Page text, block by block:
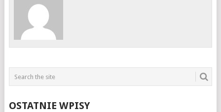
OSTATNIE WPISY